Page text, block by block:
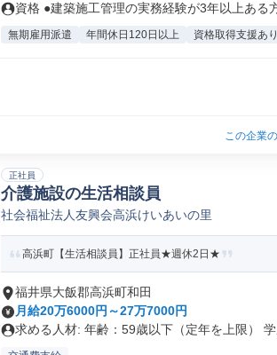
資格 ●建築施工管理の実務経験が3年以上ある
無期雇用派遣 年間休日120日以上 資格取得支援あり
この企業
正社員
介護施設の生活相談員
社会福祉法人友興会高浜けいあいの里
高浜町【生活相談員】正社員★週休2日★
福井県大飯郡高浜町和田
月給20万6000円～27万7000円
求める人材: 年齢：59歳以下（定年を上限） 学